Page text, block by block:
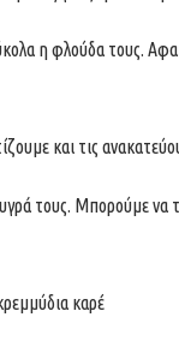
η φλούδα τους.
και τις
τους. Μπορούμε να